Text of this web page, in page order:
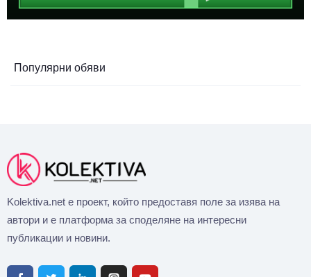
Популярни обяви
Kolektiva.net е проект, който предоставя поле за изява на
автори и е платформа за споделяне на интересни
публикации и новини.